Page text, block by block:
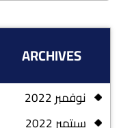
ARCHIVES
نوفمبر 2022
سبتمبر 2022